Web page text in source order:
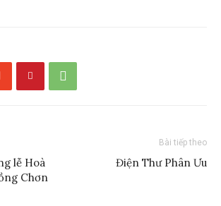
lễ Hoà
Chơn
Bài tiếp theo
Điện Thư Phân Ưu